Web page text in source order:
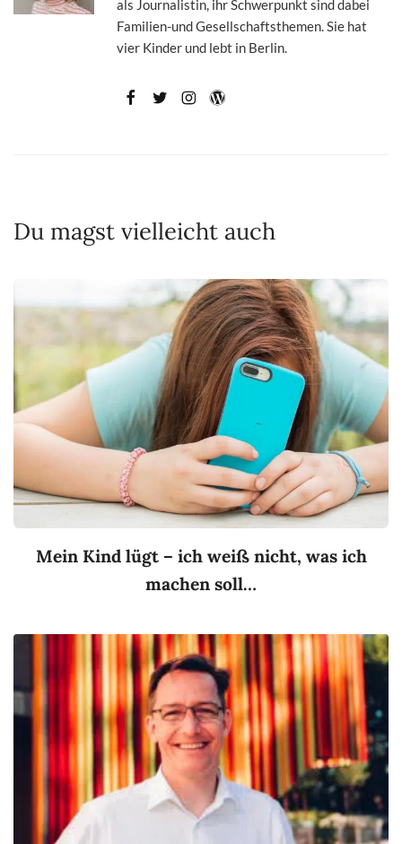
als Journalistin, ihr Schwerpunkt sind dabei
Familien-und Gesellschaftsthemen. Sie hat
vier Kinder und lebt in Berlin.
Du magst vielleicht auch
Mein Kind lügt – ich weiß nicht, was ich
machen soll…